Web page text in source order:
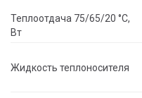
Теплоотдача 75/65/20 °C,
Вт
Жидкость теплоносителя